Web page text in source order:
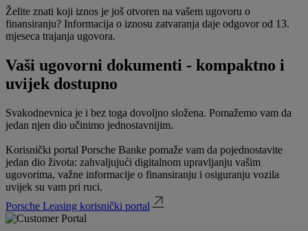
Želite znati koji iznos je još otvoren na vašem ugovoru o
finansiranju? Informacija o iznosu zatvaranja daje odgovor od 13.
mjeseca trajanja ugovora.
Vaši ugovorni dokumenti - kompaktno i
uvijek dostupno
Svakodnevnica je i bez toga dovoljno složena. Pomažemo vam da
jedan njen dio učinimo jednostavnijim.
Korisnički portal Porsche Banke pomaže vam da pojednostavite
jedan dio života: zahvaljujući digitalnom upravljanju vašim
ugovorima, važne informacije o finansiranju i osiguranju vozila
uvijek su vam pri ruci.
Porsche Leasing korisnički portal